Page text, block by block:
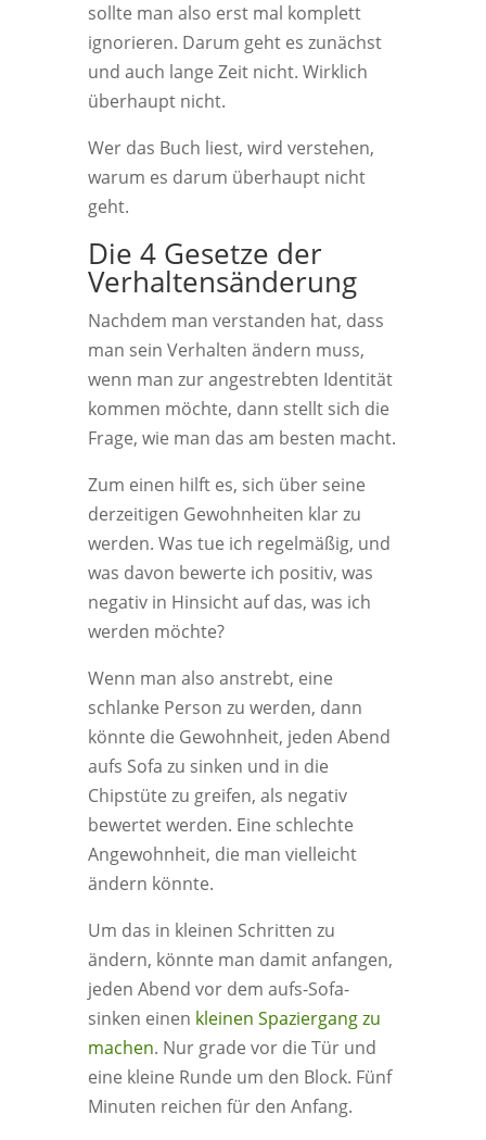
sollte man also erst mal komplett
ignorieren. Darum geht es zunächst
und auch lange Zeit nicht. Wirklich
überhaupt nicht.
Wer das Buch liest, wird verstehen,
warum es darum überhaupt nicht
geht.
Die 4 Gesetze der
Verhaltensänderung
Nachdem man verstanden hat, dass
man sein Verhalten ändern muss,
wenn man zur angestrebten Identität
kommen möchte, dann stellt sich die
Frage, wie man das am besten macht.
Zum einen hilft es, sich über seine
derzeitigen Gewohnheiten klar zu
werden. Was tue ich regelmäßig, und
was davon bewerte ich positiv, was
negativ in Hinsicht auf das, was ich
werden möchte?
Wenn man also anstrebt, eine
schlanke Person zu werden, dann
könnte die Gewohnheit, jeden Abend
aufs Sofa zu sinken und in die
Chipstüte zu greifen, als negativ
bewertet werden. Eine schlechte
Angewohnheit, die man vielleicht
ändern könnte.
Um das in kleinen Schritten zu
ändern, könnte man damit anfangen,
jeden Abend vor dem aufs-Sofa-
sinken einen kleinen Spaziergang zu
machen. Nur grade vor die Tür und
eine kleine Runde um den Block. Fünf
Minuten reichen für den Anfang.